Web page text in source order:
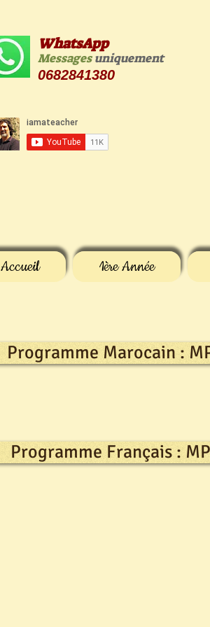
WhatsApp
Messagesuniquement
0682841380
Accueil 1ère Année
Programme Marocain :
Programme Français : MP